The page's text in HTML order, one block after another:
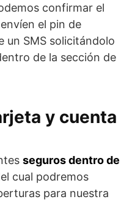
confirmar el
el pin de
un SMS solicitándolo
de la sección de
y cuenta
seguros dentro de
cual podremos
para nuestra